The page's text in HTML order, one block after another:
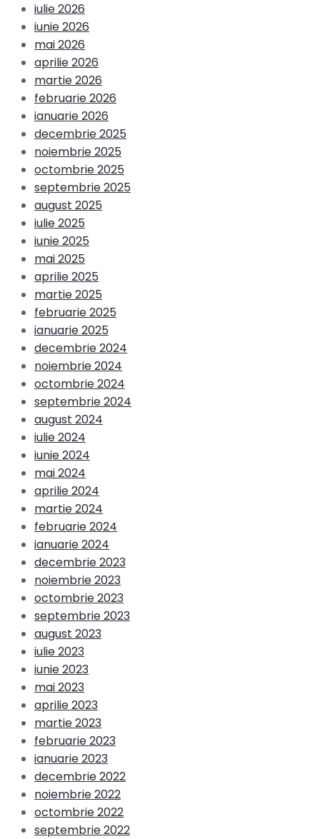
iulie 2026
iunie 2026
mai 2026
aprilie 2026
martie 2026
februarie 2026
ianuarie 2026
decembrie 2025
noiembrie 2025
octombrie 2025
septembrie 2025
august 2025
iulie 2025
iunie 2025
mai 2025
aprilie 2025
martie 2025
februarie 2025
ianuarie 2025
decembrie 2024
noiembrie 2024
octombrie 2024
septembrie 2024
august 2024
iulie 2024
iunie 2024
mai 2024
aprilie 2024
martie 2024
februarie 2024
ianuarie 2024
decembrie 2023
noiembrie 2023
octombrie 2023
septembrie 2023
august 2023
iulie 2023
iunie 2023
mai 2023
aprilie 2023
martie 2023
februarie 2023
ianuarie 2023
decembrie 2022
noiembrie 2022
octombrie 2022
septembrie 2022